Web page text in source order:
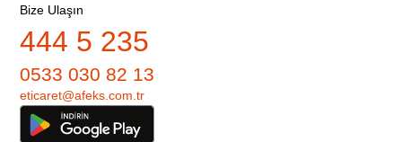
Bize Ulaşın
444 5 235
0533 030 82 13
eticaret@afeks.com.tr